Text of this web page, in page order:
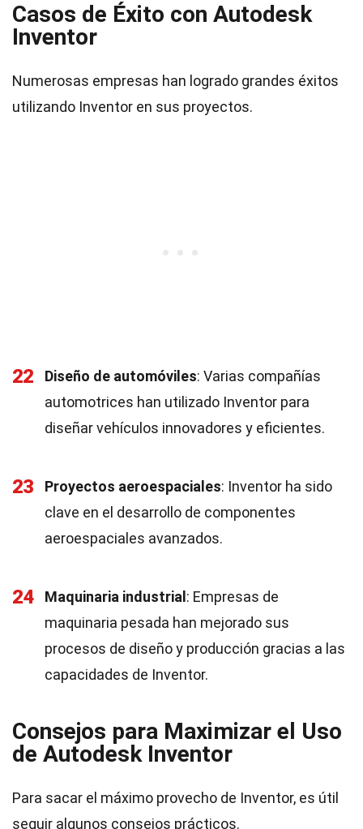
Casos de Éxito con Autodesk
Inventor
Numerosas empresas han logrado grandes éxitos
utilizando Inventor en sus proyectos.
22 Diseño de automóviles: Varias compañías
automotrices han utilizado Inventor para
diseñar vehículos innovadores y eficientes.
23 Proyectos aeroespaciales: Inventor ha sido
clave en el desarrollo de componentes
aeroespaciales avanzados.
24 Maquinaria industrial : Empresas de
maquinaria pesada han mejorado sus
procesos de diseño y producción gracias a las
capacidades de Inventor.
Consejos para Maximizar el Uso
de Autodesk Inventor
Para sacar el máximo provecho de Inventor, es útil
seguir algunos consejos prácticos.